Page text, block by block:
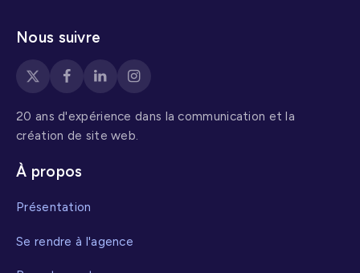
Nous suivre
20 ans d'expérience dans la communication et la
création de site web.
À propos
Présentation
Se rendre à l'agence